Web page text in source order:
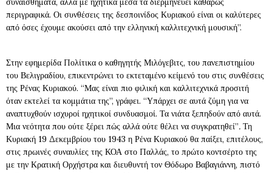
περιγραφικά. Οι συνθέσεις της δεσποινίδος Κυριακού είναι οι καλύτερες
από όσες έχουμε ακούσει από την ελληνική καλλιτεχνική μουσική”.
Στην εφημερίδα Πολίτικα ο καθηγητής Μιλόγεβιτς, του πανεπιστημίου
του Βελιγραδίου, επικεντρώνει το εκτεταμένο κείμενό του στις συνθέσεις
της Ρένας Κυριακού. “Μας είναι πιο φιλική και καλλιτεχνικά προσιτή
όταν εκτελεί τα κομμάτια της”, γράφει. “Υπάρχει σε αυτά ζύμη για να
αναπτυχθούν ισχυροί ηχητικοί συνδυασμοί. Τα νιάτα ξεπηδούν από αυτά.
Μια νεότητα που ούτε ξέρει πώς αλλά ούτε θέλει να συγκρατηθεί”. Τη
Κυριακή 19 Δεκεμβρίου του 1943 η Ρένα Κυριακού θα παίξει, επιτέλους,
στις πρωινές συναυλίες της ΚΟΑ στο Παλλάς, το πρώτο κοντσέρτο της
με την Κρατική Ορχήστρα και διευθυντή τον Θόδωρο Βαβαγιάννη, πιστό